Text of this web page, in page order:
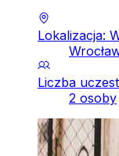
Lokalizacja:
Liczba
2 osoby